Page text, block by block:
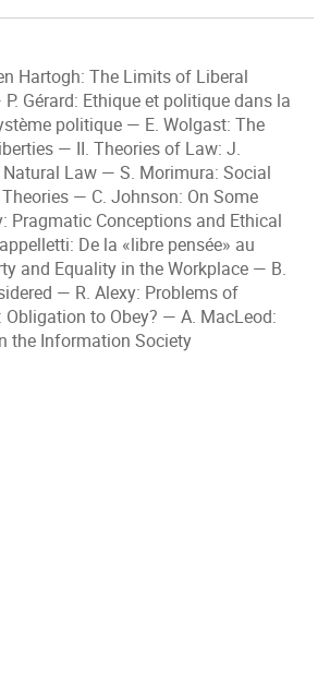
Hartogh: The Limits of Liberal
Gérard: Ethique et politique dans la
politique — E. Wolgast: The
— II. Theories of Law: J.
Law — S. Morimura: Social
— C. Johnson: On Some
Conceptions and Ethical
De la «libre pensée» au
and Equality in the Workplace — B.
— R. Alexy: Problems of
to Obey? — A. MacLeod:
the Information Society